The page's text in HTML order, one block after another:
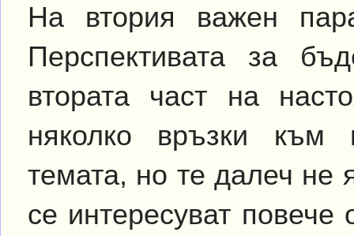
На втория важен
Перспективата за
втората част на
няколко връзки към
темата, но те далеч не
се интересуват повече